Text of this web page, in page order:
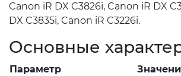
Canon iR DX C3826i, Canon iR DX
DX C3835i, Canon iR C3226i.
Основные
Параметр